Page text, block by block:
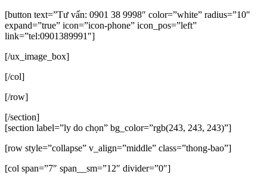
[button text=”Tư vấn: 0901 38 9998″ color=”white” radius=”10″
expand=”true” icon=”icon-phone” icon_pos=”left”
link=”tel:0901389991″]
[/ux_image_box]
[/col]
[/row]
[/section]
[section label=”ly do chọn” bg_color=”rgb(243, 243, 243)”]
[row style=”collapse” v_align=”middle” class=”thong-bao”]
[col span=”7″ span__sm=”12″ divider=”0″]